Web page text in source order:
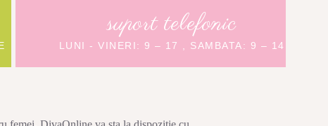
suport telefonic
LUNI - VINERI: 9 – 17 , SAMBATA: 9 – 14